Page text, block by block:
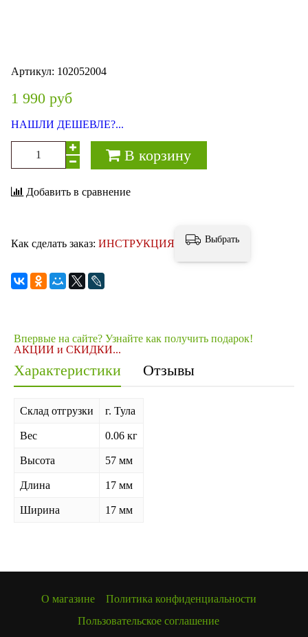
Артикул: 102052004
1 990 руб
НАШЛИ ДЕШЕВЛЕ?...
В корзину
Добавить в сравнение
Как сделать заказ: ИНСТРУКЦИЯ Выбрать
Впервые на сайте? Узнайте как получить подарок!
АКЦИИ и СКИДКИ...
Характеристики Отзывы
Склад отгрузки г. Тула
Вес 0.06 кг
Высота 57 мм
Длина 17 мм
Ширина 17 мм
О магазине
Политика конфиденциальности
Пользовательское соглашение